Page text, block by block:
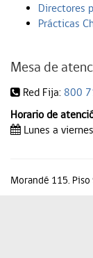
Directores
Prácticas
Mesa de
Red Fija: 800
Horario de
Lunes a
Morandé 115.